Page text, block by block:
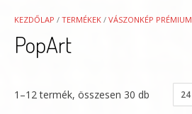
KEZDŐLAP / TERMÉKEK / VÁSZONKÉP PRÉMIUM
PopArt
1–12 termék, összesen 30 db